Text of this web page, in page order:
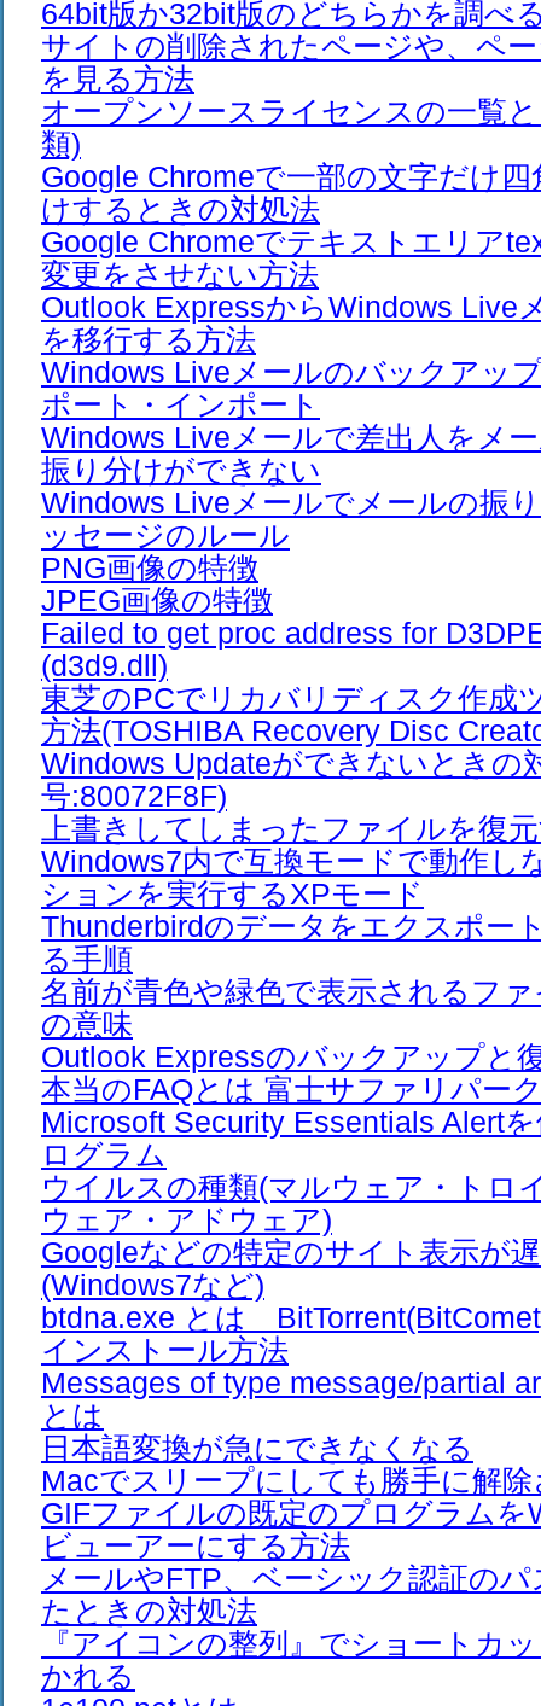
64bit版か32bit版のどちらかを調べ
サイトの削除されたページや、ペ
を見る方法
オープンソースライセンスの一覧
類)
Google Chromeで一部の文字だけ
けするときの対処法
Google Chromeでテキストエリア
変更をさせない方法
Outlook ExpressからWindows Live
を移行する方法
Windows Liveメールのバックアッ
ポート・インポート
Windows Liveメールで差出人をメ
振り分けができない
Windows Liveメールでメールの振
ッセージのルール
PNG画像の特徴
JPEG画像の特徴
Failed to get proc address for
(d3d9.dll)
東芝のPCでリカバリディスク作成
方法(TOSHIBA Recovery Disc
Windows Updateができないときの
号:80072F8F)
上書きしてしまったファイルを復
Windows7内で互換モードで動作し
ションを実行するXPモード
Thunderbirdのデータをエクスポー
る手順
名前が青色や緑色で表示されるフ
の意味
Outlook Expressのバックアップと
本当のFAQとは 富士サファリパー
Microsoft Security Essentials Alert
ログラム
ウイルスの種類(マルウェア・トロ
ウェア・アドウェア)
Googleなどの特定のサイト表示が
(Windows7など)
btdna.exe とは
インストール方法
Messages of type message/partial
とは
日本語変換が急にできなくなる
Macでスリープにしても勝手に解
GIFファイルの既定のプログラムを
ビューアーにする方法
メールやFTP、ベーシック認証の
たときの対処法
『アイコンの整列』でショートカ
かれる